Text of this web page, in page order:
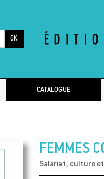
OK
CATALOGUE
FEMMES
Salariat, culture